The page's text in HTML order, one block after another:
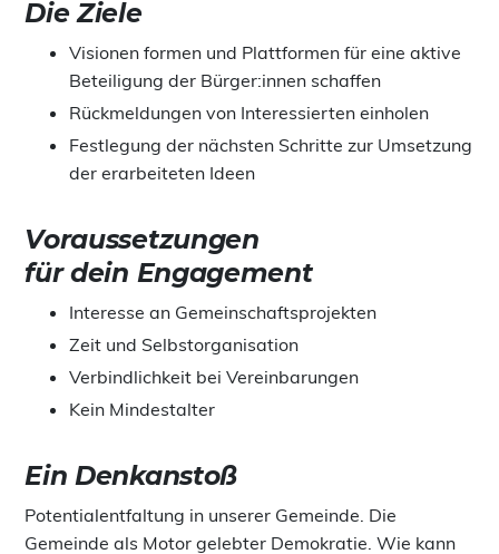
Die Ziele
Visionen formen und Plattformen für eine aktive
Beteiligung der Bürger:innen schaffen
Rückmeldungen von Interessierten einholen
Festlegung der nächsten Schritte zur Umsetzung
der erarbeiteten Ideen
Voraussetzungen
für dein Engagement
Interesse an Gemeinschaftsprojekten
Zeit und Selbstorganisation
Verbindlichkeit bei Vereinbarungen
Kein Mindestalter
Ein Denkanstoß
Potentialentfaltung in unserer Gemeinde. Die
Gemeinde als Motor gelebter Demokratie. Wie kann